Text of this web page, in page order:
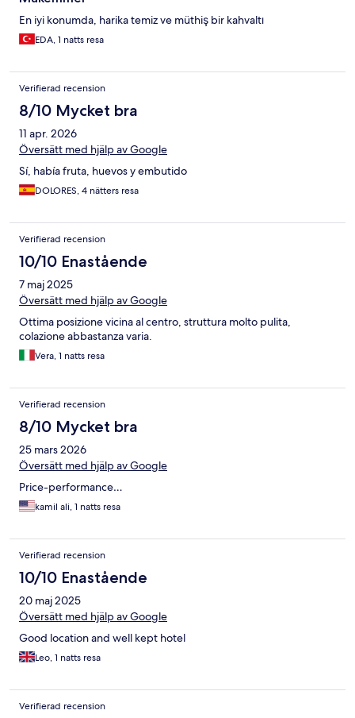
En iyi konumda, harika temiz ve müthiş bir kahvaltı
EDA, 1 natts resa
Verifierad recension
8/10 Mycket bra
11 apr. 2026
Översätt med hjälp av Google
Sí, había fruta, huevos y embutido
DOLORES, 4 nätters resa
Verifierad recension
10/10 Enastående
7 maj 2025
Översätt med hjälp av Google
Ottima posizione vicina al centro, struttura molto pulita,
colazione abbastanza varia.
Vera, 1 natts resa
Verifierad recension
8/10 Mycket bra
25 mars 2026
Översätt med hjälp av Google
Price-performance…
kamil ali, 1 natts resa
Verifierad recension
10/10 Enastående
20 maj 2025
Översätt med hjälp av Google
Good location and well kept hotel
Leo, 1 natts resa
Verifierad recension